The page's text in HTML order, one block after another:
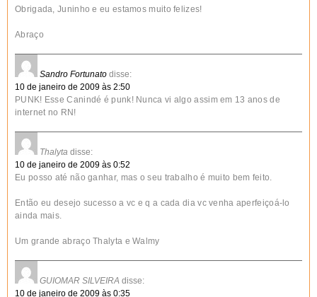
Obrigada, Juninho e eu estamos muito felizes!
Abraço
Sandro Fortunato disse:
10 de janeiro de 2009 às 2:50
PUNK! Esse Canindé é punk! Nunca vi algo assim em 13 anos de
internet no RN!
Thalyta disse:
10 de janeiro de 2009 às 0:52
Eu posso até não ganhar, mas o seu trabalho é muito bem feito.
Então eu desejo sucesso a vc e q a cada dia vc venha aperfeiçoá-lo
ainda mais.
Um grande abraço Thalyta e Walmy
GUIOMAR SILVEIRA disse:
10 de janeiro de 2009 às 0:35